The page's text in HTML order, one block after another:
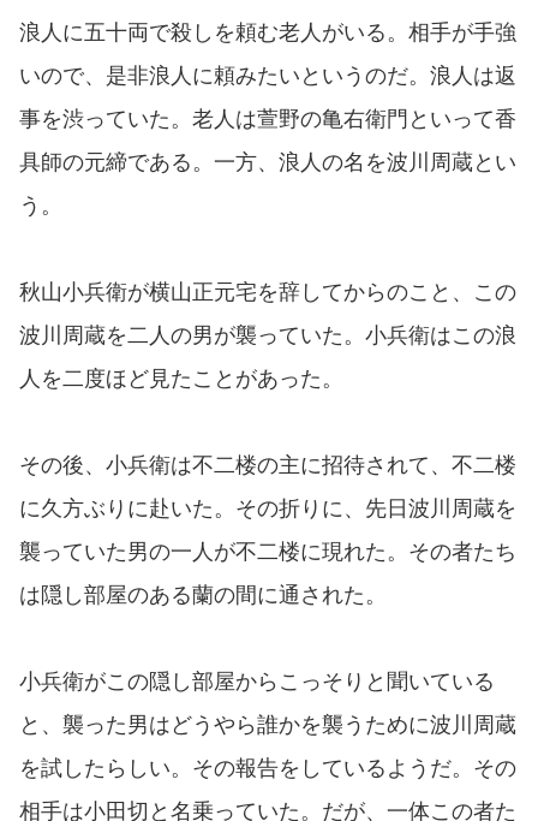
浪人に五十両で殺しを頼む老人がいる。相手が手強
いので、是非浪人に頼みたいというのだ。浪人は返
事を渋っていた。老人は萱野の亀右衛門といって香
具師の元締である。一方、浪人の名を波川周蔵とい
う。
秋山小兵衛が横山正元宅を辞してからのこと、この
波川周蔵を二人の男が襲っていた。小兵衛はこの浪
人を二度ほど見たことがあった。
その後、小兵衛は不二楼の主に招待されて、不二楼
に久方ぶりに赴いた。その折りに、先日波川周蔵を
襲っていた男の一人が不二楼に現れた。その者たち
は隠し部屋のある蘭の間に通された。
小兵衛がこの隠し部屋からこっそりと聞いている
と、襲った男はどうやら誰かを襲うために波川周蔵
を試したらしい。その報告をしているようだ。その
相手は小田切と名乗っていた。だが、一体この者た